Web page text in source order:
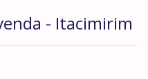
- Itacimirim